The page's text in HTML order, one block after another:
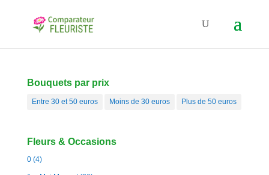
Bouquets par prix
Entre 30 et 50 euros Moins de 30 euros Plus de 50 euros
Fleurs & Occasions
0 (4)